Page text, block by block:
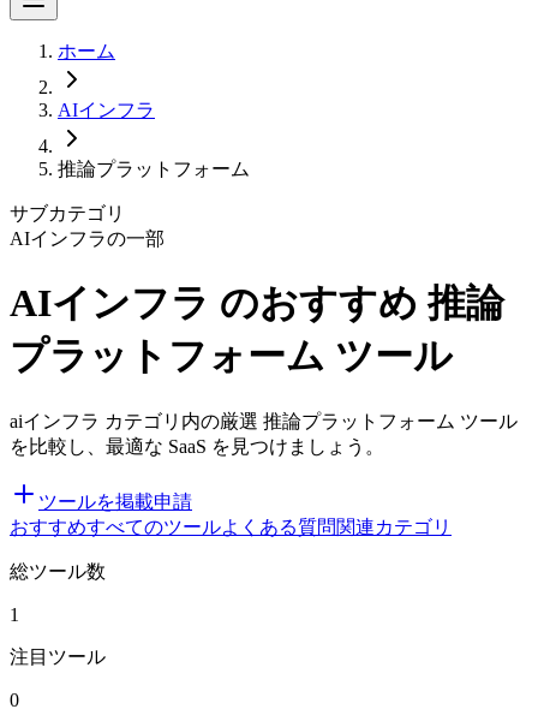
ホーム
AIインフラ
推論プラットフォーム
サブカテゴリ
AIインフラの一部
AIインフラ のおすすめ 推論
プラットフォーム ツール
aiインフラ カテゴリ内の厳選 推論プラットフォーム ツール
を比較し、最適な SaaS を見つけましょう。
ツールを掲載申請
おすすめすべてのツールよくある質問関連カテゴリ
総ツール数
1
注目ツール
0